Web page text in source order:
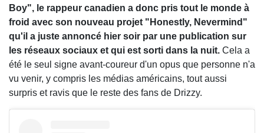
Boy", le rappeur canadien a donc pris tout le monde à
froid avec son nouveau projet "Honestly, Nevermind"
qu'il a juste annoncé hier soir par une publication sur
les réseaux sociaux et qui est sorti dans la nuit. Cela a
été le seul signe avant-coureur d'un opus que personne n'a
vu venir, y compris les médias américains, tout aussi
surpris et ravis que le reste des fans de Drizzy.